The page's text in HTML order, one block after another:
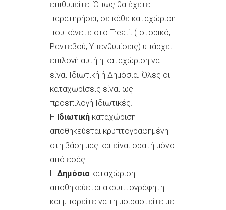
επιθυμείτε. Όπως θα έχετε
παρατηρήσει, σε κάθε καταχώριση
που κάνετε στο Treatit (Ιστορικό,
Ραντεβού, Υπενθυμίσεις) υπάρχει
επιλογή αυτή η καταχώριση να
είναι Ιδιωτική ή Δημόσια. Όλες οι
καταχωρίσεις είναι ως
προεπιλογή Ιδιωτικές.
Η Ιδιωτική καταχώριση
αποθηκεύεται κρυπτογραφημένη
στη βάση μας και είναι ορατή μόνο
από εσάς.
Η Δημόσιακαταχώριση
αποθηκεύεται ακρυπτογράφητη
και μπορείτε να τη μοιραστείτε με